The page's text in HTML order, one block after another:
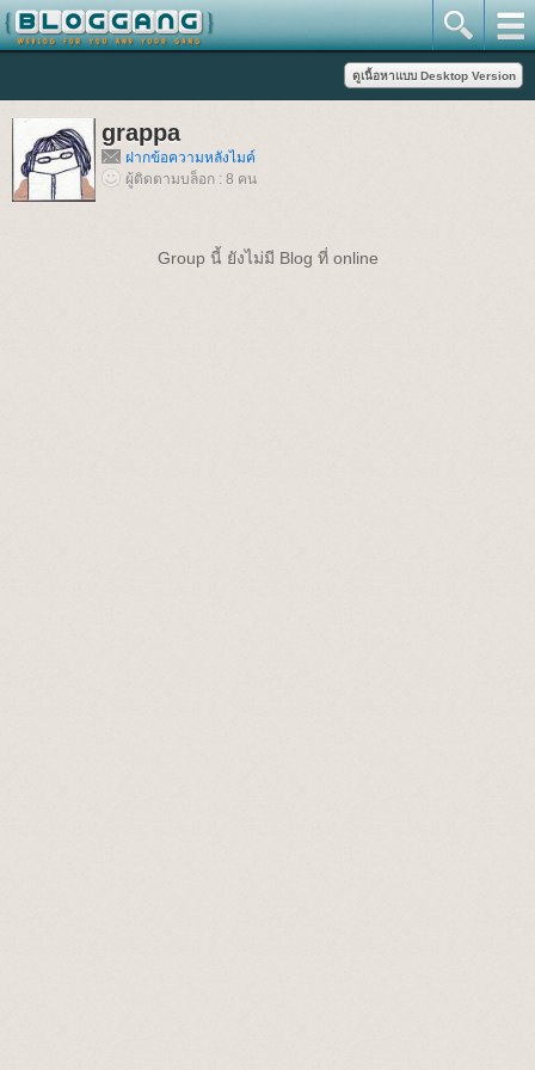
grappa
ฝากข้อความหลังไมค์
ผู้ติดตามบล็อก : 8 คน
Group นี้ ยังไม่มี Blog ที่ online